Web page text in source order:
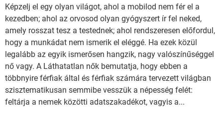
Képzelj el egy olyan világot, ahol a mobilod nem fér el a
kezedben; ahol az orvosod olyan gyógyszert ír fel neked,
amely rosszat tesz a testednek; ahol rendszeresen előfordul,
hogy a munkádat nem ismerik el eléggé. Ha ezek közül
legalább az egyik ismerősen hangzik, nagy valószínűséggel
nő vagy. A Láthatatlan nők bemutatja, hogy ebben a
többnyire férfiak által és férfiak számára tervezett világban
szisztematikusan semmibe vesszük a népesség felét:
feltárja a nemek közötti adatszakadékot, vagyis a...